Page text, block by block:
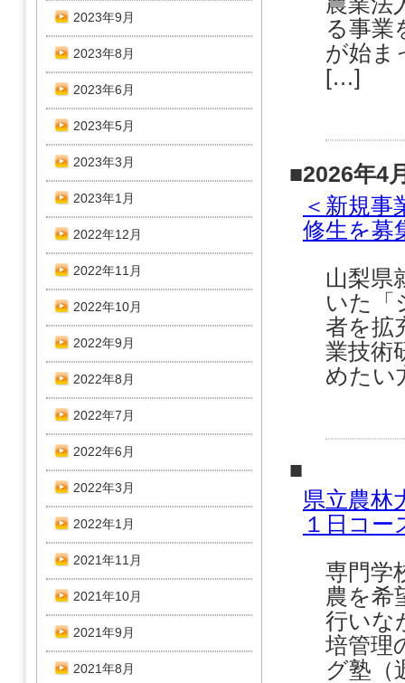
る事業
が始ま
[…]
■2026年4
＜新規事
修生を募
山梨県
いた「
者を拡
業技術
めたい
■
県立農林
１日コ
専門学
農を希
行いな
培管理
グ塾（
2023年9月
2023年8月
2023年6月
2023年5月
2023年3月
2023年1月
2022年12月
2022年11月
2022年10月
2022年9月
2022年8月
2022年7月
2022年6月
2022年3月
2022年1月
2021年11月
2021年10月
2021年9月
2021年8月